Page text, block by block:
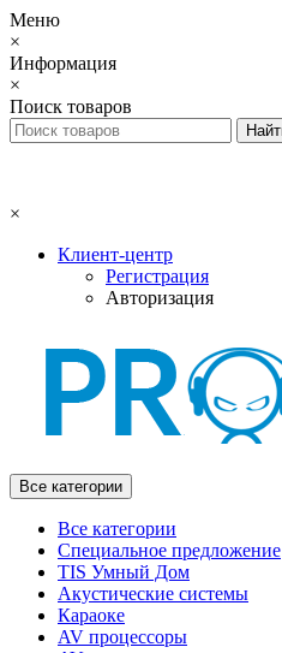
Меню
×
Информация
×
Поиск товаров
×
Клиент-центр
Регистрация
Авторизация
Все категории
Все категории
Специальное предложение
TIS Умный Дом
Акустические системы
Караоке
AV процессоры